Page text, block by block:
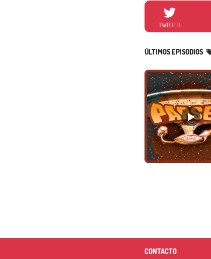
TWITTER
ÚLTIMOS EPISODIOS
CONTACTO